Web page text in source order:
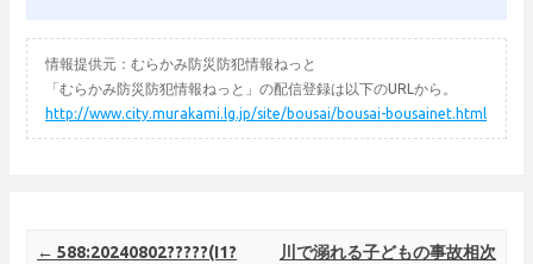
情報提供元：むらかみ防災防犯情報ねっと
「むらかみ防災防犯情報ねっと」の配信登録は以下のURLから。
http://www.city.murakami.lg.jp/site/bousai/bousai-bousainet.html
Post navigation
← 588:20240802?????(I1?
川で溺れる子どもの事故相次